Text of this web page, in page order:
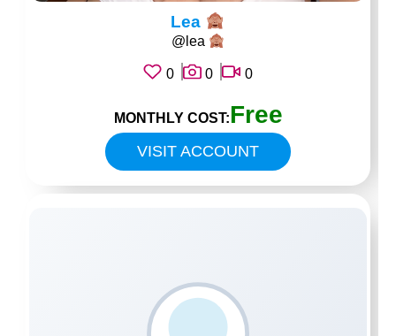
Lea
@lea
0 0 0
VISIT ACCOUNT
MONTHLY COST:Free